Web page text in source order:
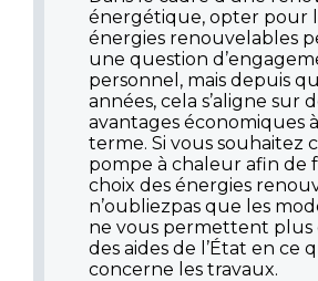
énergétique, opter pour
énergies renouvelables
une question
personnel, mais depuis
années, cela s’aligne sur
avantages économiques
terme. Si vous souhaitez
pompe à chaleur afin de
choix des énergies
n’oubliezpas que les
ne vous permettent plus
des aides de l’État en ce
concerne les travaux.